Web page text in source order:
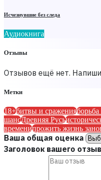
Исчезнувшие без следа
Аудиокнига
Отзывы
Отзывов ещё нет.
Метки
18+битвы и сражения
шансДревняя Русь
временипрожить жизнь
Ваша общая оценка
Заголовок вашего